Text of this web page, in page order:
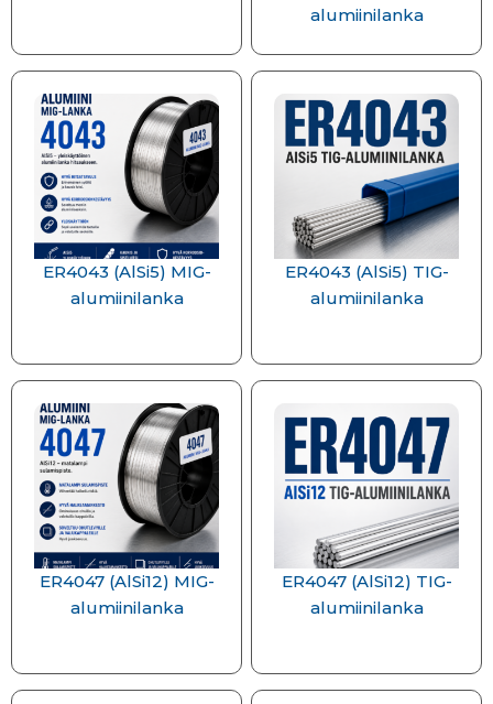
alumiinilanka
ER4043 (AlSi5) MIG-
alumiinilanka
ER4043 (AlSi5) TIG-
alumiinilanka
ER4047 (AlSi12) MIG-
alumiinilanka
ER4047 (AlSi12) TIG-
alumiinilanka